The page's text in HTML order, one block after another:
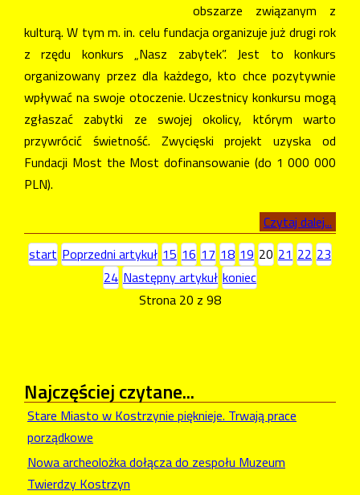
obszarze związanym z
kulturą. W tym m. in. celu fundacja organizuje już drugi rok
z rzędu konkurs „Nasz zabytek”. Jest to konkurs
organizowany przez dla każdego, kto chce pozytywnie
wpływać na swoje otoczenie. Uczestnicy konkursu mogą
zgłaszać zabytki ze swojej okolicy, którym warto
przywrócić świetność. Zwycięski projekt uzyska od
Fundacji Most the Most dofinansowanie (do 1 000 000
PLN).
Czytaj dalej...
start Poprzedni artykuł 15 16 17 18 19 20 21 22 23
24 Następny artykuł koniec
Strona 20 z 98
Najczęściejczytane...
Stare Miasto w Kostrzynie pięknieje. Trwają prace
porządkowe
Nowa archeolożka dołącza do zespołu Muzeum
Twierdzy Kostrzyn